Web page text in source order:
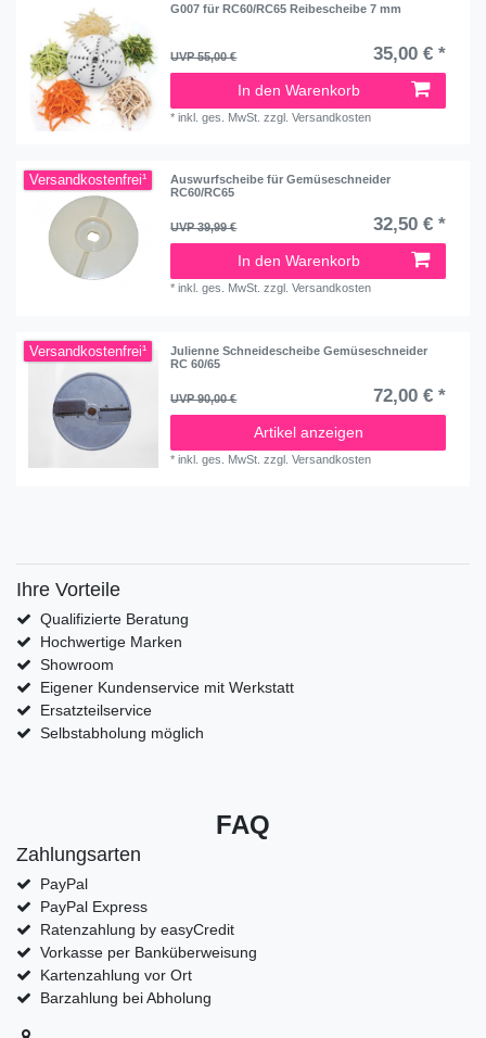
G007 für RC60/RC65 Reibescheibe 7 mm
UVP 55,00 € 35,00 € *
In den Warenkorb
*inkl. ges. MwSt. zzgl.Versandkosten
Versandkostenfrei¹
Auswurfscheibe für Gemüseschneider
RC60/RC65
UVP 39,99 € 32,50 € *
In den Warenkorb
*inkl. ges. MwSt. zzgl.Versandkosten
Versandkostenfrei¹
Julienne Schneidescheibe Gemüseschneider
RC 60/65
UVP 90,00 € 72,00 € *
Artikel anzeigen
*inkl. ges. MwSt. zzgl.Versandkosten
Ihre Vorteile
Qualifizierte Beratung
Hochwertige Marken
Showroom
Eigener Kundenservice mit Werkstatt
Ersatzteilservice
Selbstabholung möglich
FAQ
Zahlungsarten
PayPal
PayPal Express
Ratenzahlung by easyCredit
Vorkasse per Banküberweisung
Kartenzahlung vor Ort
Barzahlung bei Abholung